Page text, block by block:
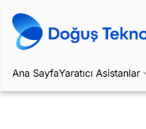
Ana SayfaYaratıcı Asistanlar